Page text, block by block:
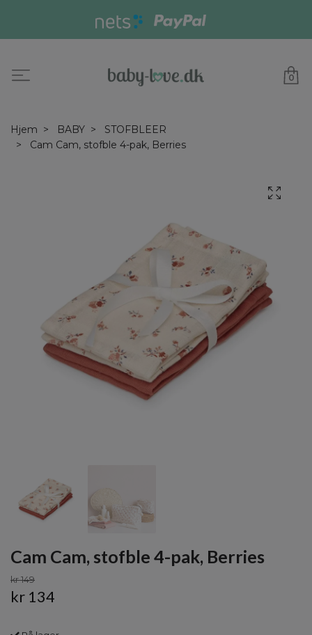
0
Hjem BABY
STOFBLEER
Cam Cam, stofble 4-pak, Berries
Cam Cam, stofble 4-pak, Berries
kr 149
kr 134